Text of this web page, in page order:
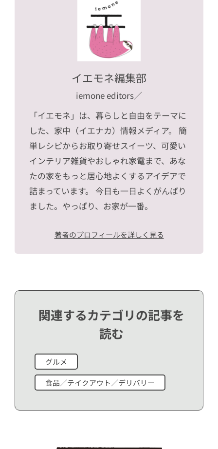
イエモネ編集部
iemone editors／
「イエモネ」は、暮らしと自由をテーマに
した、家中（イエナカ）情報メディア。 簡
単レシピからお取り寄せスイーツ、可愛い
インテリア雑貨やおしゃれ家電まで、あな
たの家をもっと居心地よくするアイデアで
詰まっています。 今日も一日よくがんばり
ました。やっぱり、お家が一番。
著者のプロフィールを詳しく見る
関連するカテゴリの記事を
読む
グルメ
食品／テイクアウト／デリバリー